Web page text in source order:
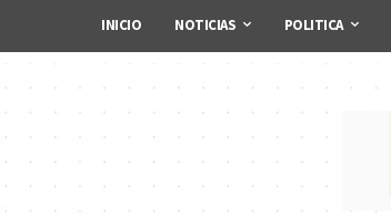
INICIO NOTICIAS POLITICA